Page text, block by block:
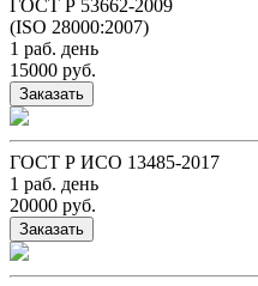
ГОСТ Р 53662-2009
(ISO 28000:2007)
1 раб. день
15000 руб.
Заказать
ГОСТ Р ИСО 13485-2017
1 раб. день
20000 руб.
Заказать